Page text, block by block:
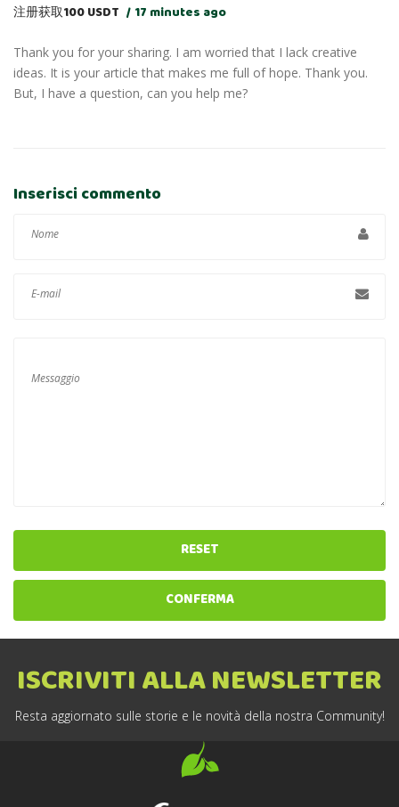
注册获取100 USDT 17 minutes ago
Thank you for your sharing. I am worried that I lack creative
ideas. It is your article that makes me full of hope. Thank you.
But, I have a question, can you help me?
Inserisci commento
RESET
CONFERMA
ISCRIVITI ALLA NEWSLETTER
Resta aggiornato sulle storie e le novità della nostra Community!